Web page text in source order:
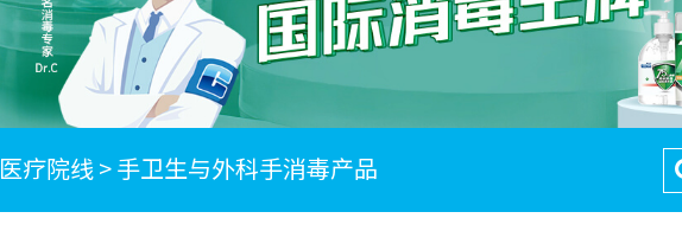
医疗院线>手卫生与外科手消毒产品